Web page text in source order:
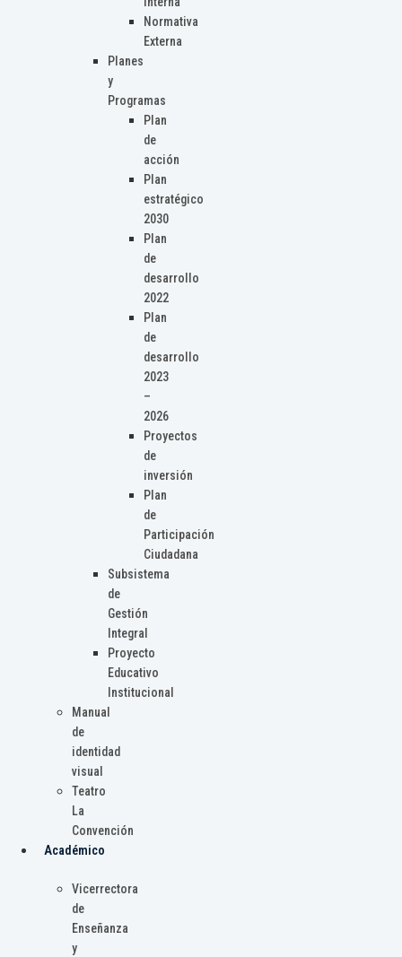
Normativa
Externa
Planes
y
Programas
Plan
de
acción
Plan
estratégico
2030
Plan
de
desarrollo
2022
Plan
de
desarrollo
2023
–
2026
Proyectos
de
inversión
Plan
de
Participación
Ciudadana
Subsistema
de
Gestión
Integral
Proyecto
Educativo
Institucional
Manual
de
identidad
visual
Teatro
La
Convención
Académico
Vicerrectora
de
Enseñanza
y